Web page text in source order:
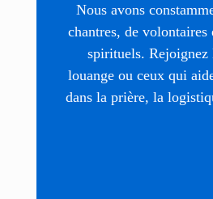
Nous avons
chantres, de
spirituels. Rejoignez
louange ou ceux qui
dans la prière, la